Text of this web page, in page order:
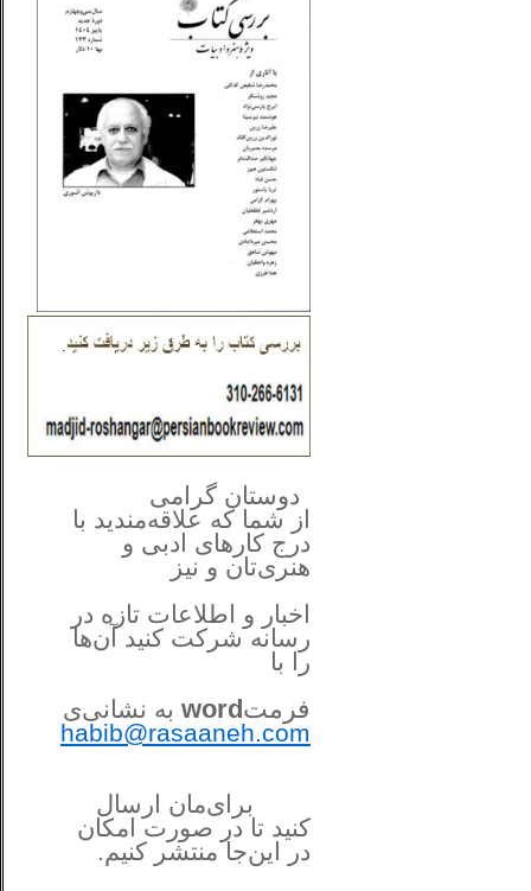
دوستان گرامی
از شما که علاقه‌مندید با
درج کارهای‌ ادبی و
هنری‌تان و نیز
اخبار و اطلاعات تازه در
رسانه شرکت کنید آن‌ها
را با
فرمتword به نشانی‌ی
habib@rasaaneh.com
برای‌مان ارسال
کنید تا در صورت امکان
در این‌جامنتشر کنیم.